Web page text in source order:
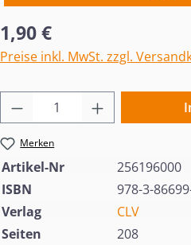
Regulärer Preis:
1,90 €
Preise inkl. MwSt. zzgl.
Produkt Anzahl: Gib
Merken
Artikel-Nr
256196000
ISBN
978-3-
Verlag
CLV
Seiten
208